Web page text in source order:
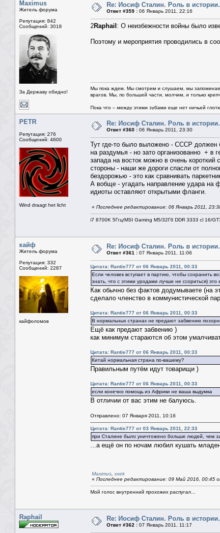
Maximus
Житель форума
Репутация: 842
Сообщений: 3018
За Державу обидно!
Re: Иосиф Сталин. Роль в истории.
Ответ #359 : 06 Январь 2011, 22:16
2Raphail : О неизбежности войны было
Поэтому и мероприятия проводились в
Мы пока ждем. Мы смотрим и слушаем, мы
врагов. Мы, по большей части, молчим, и только
Пока что – между этими зубами еще нет ничьей
PETR
Репутация: 276
Сообщений: 4600
Wind draagt het licht
Re: Иосиф Сталин. Роль в истории.
Ответ #360 : 06 Январь 2011, 23:30
Тут где-то было выложено - СССР должен
на раздумья - но зато организованно + в
запада на восток можно в очень короткий
стороны - наши же дороги спасли от
бездорожью - это как сравнивать
А вобще - угадать направление удара на
идиоты оставляют открытыми фланги.
« Последнее редактирование: 06 Январь 2011,
i7 8700K 5Ггц/MSI Gaming M5/32Гб DDR 3333 cl 16/
кайф
Житель форума
Репутация: 332
Сообщений: 2287
кайфоломов
Re: Иосиф Сталин. Роль в истории.
Ответ #361 : 07 Январь 2011, 11:06
Цитата: Rantie777 от 06 Январь 2011, 00:33
Если человек вступает в партию, чтобы сохранить
знать, что с этими уродами лучше не ссориться)
Как обычно без фактов додумываете (на
сделало членство в коммунистической
Цитата: Rantie777 от 06 Январь 2011, 00:33
В нормальных странах не предают забвению
Ещё как предают забвению )
как минимум стараются об этом
Цитата: Rantie777 от 06 Январь 2011, 00:33
Китай нормальная страна по-вашему?
Правильным путём идут товарищи )
Цитата: Rantie777 от 06 Январь 2011, 00:33
если конечно помощь из Африки не ваша выдумка
В отличии от вас этим не балуюсь.
Отправлено: 07 Января 2011, 10:16
Цитата: Rantie777 от 03 Январь 2011, 22:33
при Сталине было уничтожено больше людей, чем
...а ещё он по ночам любил кушать
Maximus, xxek
« Последнее редактирование: 09 Май 2016, 00:45
Мой голос внутренний прохожих распугал...
Raphail Re: Иосиф Сталин. Роль в истории.
Ответ #362 : 07 Январь 2011, 11:17